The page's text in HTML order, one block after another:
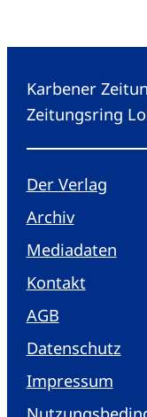
Karbener
Zeitungsring
Der Verlag
Archiv
Mediadaten
Kontakt
AGB
Datenschutz
Impressum